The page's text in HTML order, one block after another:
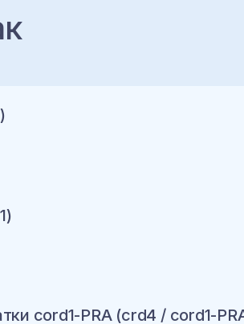
cord1-PRA (crd4 / cord1-